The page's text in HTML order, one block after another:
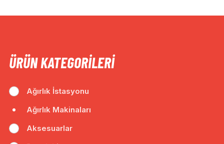
ÜRÜN KATEGORILERI
Ağırlık İstasyonu
Ağırlık Makinaları
Aksesuarlar